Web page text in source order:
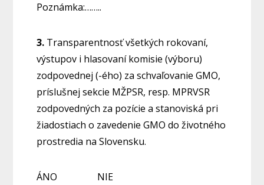
Poznámka:……..
3. Transparentnosť všetkých rokovaní,
výstupov i hlasovaní komisie (výboru)
zodpovednej (-ého) za schvaľovanie GMO,
príslušnej sekcie MŽPSR, resp. MPRVSR
zodpovedných za pozície a stanoviská pri
žiadostiach o zavedenie GMO do životného
prostredia na Slovensku.
ÁNO NIE